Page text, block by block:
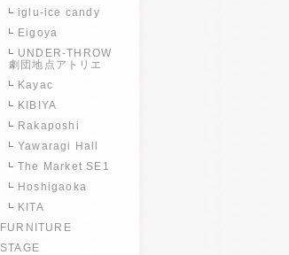
iglu-ice candy
Eigoya
UNDER-THROW
劇団地点アトリエ
Kayac
KIBIYA
Rakaposhi
Yawaragi Hall
The Market SE1
Hoshigaoka
KITA
FURNITURE
STAGE